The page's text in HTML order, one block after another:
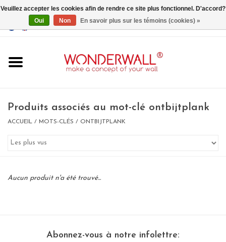
EUR/GBP
Un design personnalisé
CHANCE
Etagères Shelves
Produits associés au mot-clé ontbijtplank
ACCUEIL / MOTS-CLÉS / ONTBIJTPLANK
Aucun produit n'a été trouvé...
Abonnez-vous à notre infolettre:
Veuillez accepter les cookies afin de rendre ce site plus fonctionnel. D'accord?
Oui
Non En savoir plus sur les témoins (cookies) »